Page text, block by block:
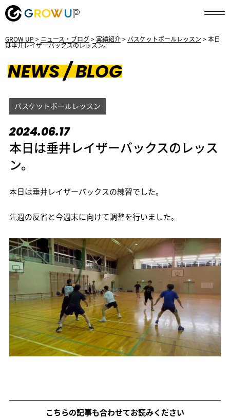
GROW UP > ニュース・ブログ>実績紹介> バスケットボールレッスン >本日
は垂井レイザーバックスのレッスン。
NEWS / BLOG
バスケットボールレッスン
2024.06.17
本日は垂井レイザーバックスのレッス
ン。
本日は垂井レイザーバックスの練習でした。
先週の反省と今週末に向けて調整を行いました。
こちらの記事も合わせてお読みください